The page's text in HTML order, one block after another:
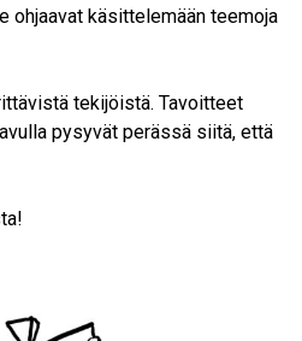
ohjaavat käsittelemään teemoja
tekijöistä. Tavoitteet
pysyvät perässä siitä, että